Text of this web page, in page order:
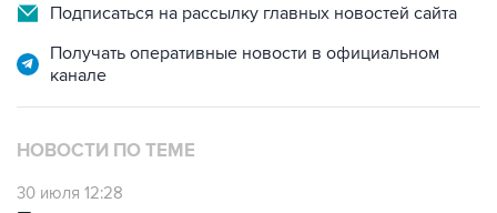
Получать оперативные новости в официальном
НОВОСТИ ПО ТЕМЕ
30 июля 12:28
Армению перед выбором между ЕАЭС и ЕС